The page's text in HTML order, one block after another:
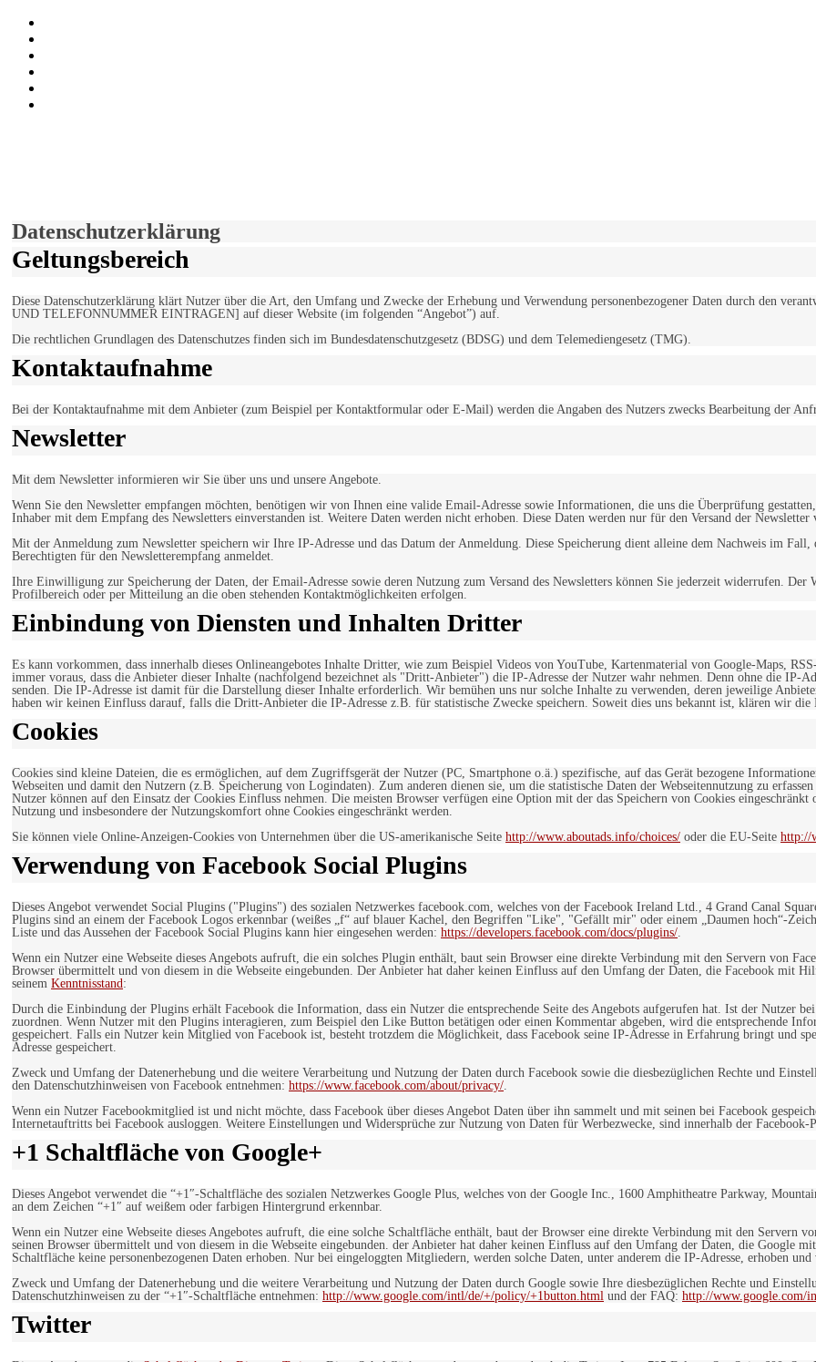
Datenschutzerklärung
Geltungsbereich
Diese Datenschutzerklärung klärt Nutzer über die Art, den Umfang und Zwecke der Erhebung und Verwendung personenbezogener Daten durch den
UND TELEFONNUMMER EINTRAGEN] auf dieser Website (im folgenden “Angebot”) auf.
Die rechtlichen Grundlagen des Datenschutzes finden sich im Bundesdatenschutzgesetz (BDSG) und dem Telemediengesetz (TMG).
Kontaktaufnahme
Bei der Kontaktaufnahme mit dem Anbieter (zum Beispiel per Kontaktformular oder E-Mail) werden die Angaben des Nutzers zwecks Bearbeitung der
Newsletter
Mit dem Newsletter informieren wir Sie über uns und unsere Angebote.
Wenn Sie den Newsletter empfangen möchten, benötigen wir von Ihnen eine valide Email-Adresse sowie Informationen, die uns die Überprüfung
Inhaber mit dem Empfang des Newsletters einverstanden ist. Weitere Daten werden nicht erhoben. Diese Daten werden nur für den Versand der
Mit der Anmeldung zum Newsletter speichern wir Ihre IP-Adresse und das Datum der Anmeldung. Diese Speicherung dient alleine dem Nachweis im Fall,
Berechtigten für den Newsletterempfang anmeldet.
Ihre Einwilligung zur Speicherung der Daten, der Email-Adresse sowie deren Nutzung zum Versand des Newsletters können Sie jederzeit widerrufen.
Profilbereich oder per Mitteilung an die oben stehenden Kontaktmöglichkeiten erfolgen.
Einbindung von Diensten und Inhalten Dritter
Es kann vorkommen, dass innerhalb dieses Onlineangebotes Inhalte Dritter, wie zum Beispiel Videos von YouTube, Kartenmaterial von Google-Maps,
immer voraus, dass die Anbieter dieser Inhalte (nachfolgend bezeichnet als "Dritt-Anbieter") die IP-Adresse der Nutzer wahr nehmen. Denn ohne die IP-
senden. Die IP-Adresse ist damit für die Darstellung dieser Inhalte erforderlich. Wir bemühen uns nur solche Inhalte zu verwenden, deren jeweilige
haben wir keinen Einfluss darauf, falls die Dritt-Anbieter die IP-Adresse z.B. für statistische Zwecke speichern. Soweit dies uns bekannt ist, klären wir die
Cookies
Cookies sind kleine Dateien, die es ermöglichen, auf dem Zugriffsgerät der Nutzer (PC, Smartphone o.ä.) spezifische, auf das Gerät bezogene
Webseiten und damit den Nutzern (z.B. Speicherung von Logindaten). Zum anderen dienen sie, um die statistische Daten der Webseitennutzung zu
Nutzer können auf den Einsatz der Cookies Einfluss nehmen. Die meisten Browser verfügen eine Option mit der das Speichern von Cookies
Nutzung und insbesondere der Nutzungskomfort ohne Cookies eingeschränkt werden.
Sie können viele Online-Anzeigen-Cookies von Unternehmen über die US-amerikanische Seite http://www.aboutads.info/choices/ oder die EU-Seite http://
Verwendung von Facebook Social Plugins
Dieses Angebot verwendet Social Plugins ("Plugins") des sozialen Netzwerkes facebook.com, welches von der Facebook Ireland Ltd., 4 Grand Canal
Plugins sind an einem der Facebook Logos erkennbar (weißes „f“ auf blauer Kachel, den Begriffen "Like", "Gefällt mir" oder einem „Daumen hoch“-
Liste und das Aussehen der Facebook Social Plugins kann hier eingesehen werden: https://developers.facebook.com/docs/plugins/.
Wenn ein Nutzer eine Webseite dieses Angebots aufruft, die ein solches Plugin enthält, baut sein Browser eine direkte Verbindung mit den Servern von
Browser übermittelt und von diesem in die Webseite eingebunden. Der Anbieter hat daher keinen Einfluss auf den Umfang der Daten, die Facebook mit
seinem Kenntnisstand:
Durch die Einbindung der Plugins erhält Facebook die Information, dass ein Nutzer die entsprechende Seite des Angebots aufgerufen hat. Ist der Nutzer
zuordnen. Wenn Nutzer mit den Plugins interagieren, zum Beispiel den Like Button betätigen oder einen Kommentar abgeben, wird die entsprechende
gespeichert. Falls ein Nutzer kein Mitglied von Facebook ist, besteht trotzdem die Möglichkeit, dass Facebook seine IP-Adresse in Erfahrung bringt und
Adresse gespeichert.
Zweck und Umfang der Datenerhebung und die weitere Verarbeitung und Nutzung der Daten durch Facebook sowie die diesbezüglichen Rechte und
den Datenschutzhinweisen von Facebook entnehmen: https://www.facebook.com/about/privacy/.
Wenn ein Nutzer Facebookmitglied ist und nicht möchte, dass Facebook über dieses Angebot Daten über ihn sammelt und mit seinen bei Facebook
Internetauftritts bei Facebook ausloggen. Weitere Einstellungen und Widersprüche zur Nutzung von Daten für Werbezwecke, sind innerhalb der
+1 Schaltfläche von Google+
Dieses Angebot verwendet die “+1″-Schaltfläche des sozialen Netzwerkes Google Plus, welches von der Google Inc., 1600 Amphitheatre Parkway,
an dem Zeichen “+1″ auf weißem oder farbigen Hintergrund erkennbar.
Wenn ein Nutzer eine Webseite dieses Angebotes aufruft, die eine solche Schaltfläche enthält, baut der Browser eine direkte Verbindung mit den
seinen Browser übermittelt und von diesem in die Webseite eingebunden. der Anbieter hat daher keinen Einfluss auf den Umfang der Daten, die Google
Schaltfläche keine personenbezogenen Daten erhoben. Nur bei eingeloggten Mitgliedern, werden solche Daten, unter anderem die IP-Adresse, erhoben und
Zweck und Umfang der Datenerhebung und die weitere Verarbeitung und Nutzung der Daten durch Google sowie Ihre diesbezüglichen Rechte und
Datenschutzhinweisen zu der “+1″-Schaltfläche entnehmen: http://www.google.com/intl/de/+/policy/+1button.html und der FAQ: http://www.google.com/
Twitter